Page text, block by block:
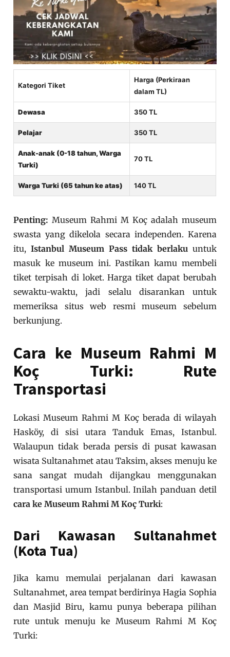
Kategori Tiket
Harga (Perkiraan
dalam TL)
Dewasa 350 TL
Pelajar 350 TL
Anak-anak (0-18 tahun, Warga
Turki)
70 TL
Warga Turki (65 tahun ke atas) 140 TL
Penting: Museum Rahmi M Koç adalah museum
swasta yang dikelola secara independen. Karena
itu,Istanbul Museum Pass tidak berlakuuntuk
masuk ke museum ini. Pastikan kamu membeli
tiket terpisah di loket. Harga tiket dapat berubah
sewaktu-waktu, jadi selalu disarankan untuk
memeriksa situs web resmi museum sebelum
berkunjung.
Cara ke Museum Rahmi M
Koç Turki: Rute
Transportasi
Lokasi Museum Rahmi M Koç berada di wilayah
Hasköy, di sisi utara Tanduk Emas, Istanbul.
Walaupun tidak berada persis di pusat kawasan
wisata Sultanahmet atau Taksim, akses menuju ke
sana sangat mudah dijangkau menggunakan
transportasi umum Istanbul. Inilah panduan detil
cara ke Museum Rahmi M Koç Turki:
Dari Kawasan Sultanahmet
(Kota Tua)
Jika kamu memulai perjalanan dari kawasan
Sultanahmet, area tempat berdirinya Hagia Sophia
dan Masjid Biru, kamu punya beberapa pilihan
rute untuk menuju ke Museum Rahmi M Koç
Turki: